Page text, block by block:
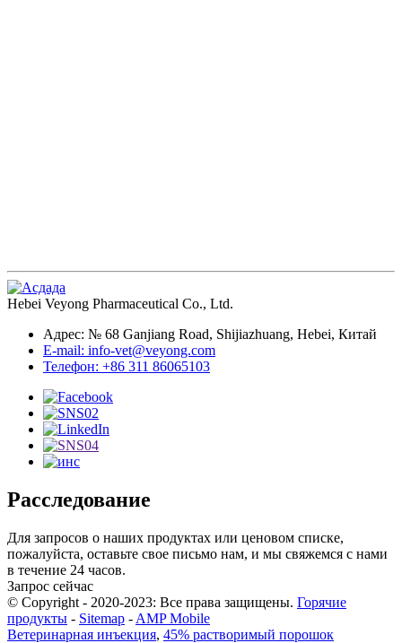
Hebei Veyong Pharmaceutical Co., Ltd.
Адрес: № 68 Ganjiang Road, Shijiazhuang, Hebei, Китай
E-mail: info-vet@veyong.com
Телефон: +86 311 86065103
Расследование
Для запросов о наших продуктах или ценовом списке,
пожалуйста, оставьте свое письмо нам, и мы свяжемся с нами
в течение 24 часов.
Запрос сейчас
© Copyright - 2020-2023: Все права защищены. Горячие
продукты - Sitemap - AMP Mobile
Ветеринарная инъекция, 45% растворимый порошок